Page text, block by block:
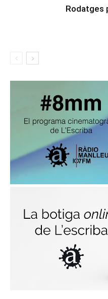
Rodatges